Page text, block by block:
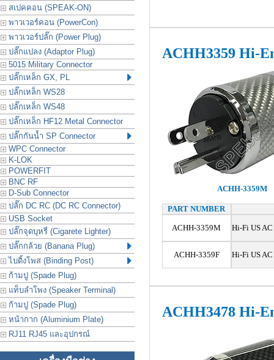
สเปคคอน (SPEAK-ON)
พาวเวอร์คอน (PowerCon)
พาวเวอร์ปลั๊ก (Power Plug)
ปลั๊กแปลง (Adaptor Plug)
5015 Military Connector
ปลั๊กเหล็ก GX, PL
ปลั๊กเหล็ก WS28
ปลั๊กเหล็ก WS48
ปลั๊กเหล็ก HF12 Metal Connector
ปลั๊กกันน้ำ SP Connector
WPC Connector
K-LOK
POWERFIT
BNC RF
D-Sub Connector
ปลั๊ก DC RC (DC RC Connector)
USB Socket
ปลั๊กจุดบุหรี่ (Cigarete Lighter)
ปลั๊กกล้วย (Banana Plug)
ไบดิ้งโพส (Binding Post)
ก้ามปู (Spade Plug)
แท็บลำโพง (Speaker Terminal)
ก้ามปู (Spade Plug)
หน้ากาก (Aluminium Plate)
RJ11 RJ45 และอุปกรณ์
ACHH3359 Hi-
ACHH-3359M
PART NUMBER
ACHH-3359M Hi-Fi US
ACHH-3359F Hi-Fi US
ACHH3478 Hi-